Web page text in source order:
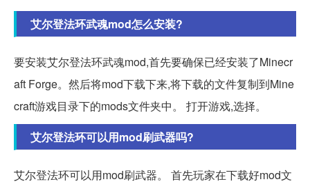
艾尔登法环武魂mod怎么安装?
要安装艾尔登法环武魂mod,首先要确保已经安装了Minecr
aft Forge。然后将mod下载下来,将下载的文件复制到Mine
craft游戏目录下的mods文件夹中。 打开游戏,选择。
艾尔登法环可以用mod刷武器吗?
艾尔登法环可以用mod刷武器。 首先玩家在下载好mod文